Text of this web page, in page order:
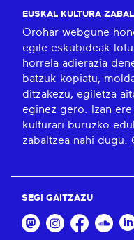
EUSKAL KULTURA
Orohar webgune
egile-eskubideak
horrela adierazia
batzuk kopiatu,
ditzakezu, egiletza
eginez gero. Izan
kulturari buruzko
zabaltzea nahi dugu.
SEGI GAITZAZU